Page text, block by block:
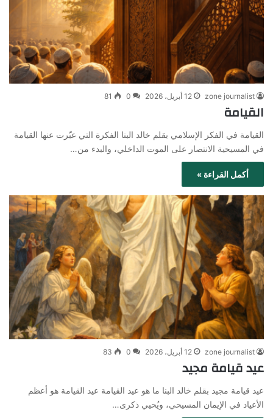
zone journalist 12 أبريل، 2026 0
81
القيامة
القيامة في الفكر الإسلامي بقلم خالد البنا الفكرة التي عبّرت عنها القيامة
في المسيحية الانتصار على الموت الداخلي، والبدء من…
أكمل القراءة »
zone journalist 12 أبريل، 2026 0
83
عيد قيامة مجيد
عيد قيامة مجيد بقلم خالد البنا ما هو عيد القيامة عيد القيامة هو أعظم
الأعياد في الإيمان المسيحي، ويُحيي ذكرى…